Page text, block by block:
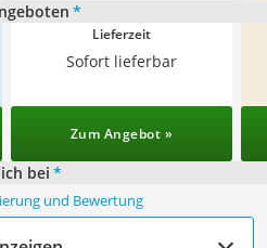
*
Lieferzeit
Sofort lieferbar
Zum Angebot »
bei *
und Bewertung